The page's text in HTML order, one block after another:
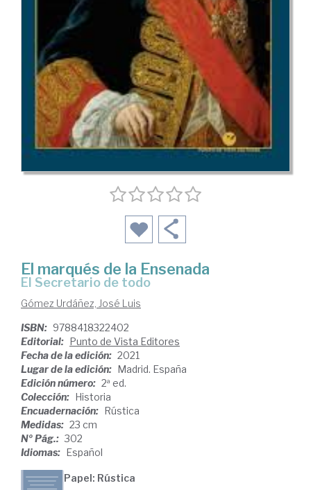
El marqués de la Ensenada
el Secretario de todo
Gómez Urdáñez, José Luis
ISBN: 9788418322402
Editorial: Punto de Vista Editores
Fecha de la edición: 2021
Lugar de la edición: Madrid. España
Edición número: 2ª ed.
Colección: Historia
Encuadernación: Rústica
Medidas: 23 cm
Nº Pág.: 302
Idiomas: Español
Papel: Rústica